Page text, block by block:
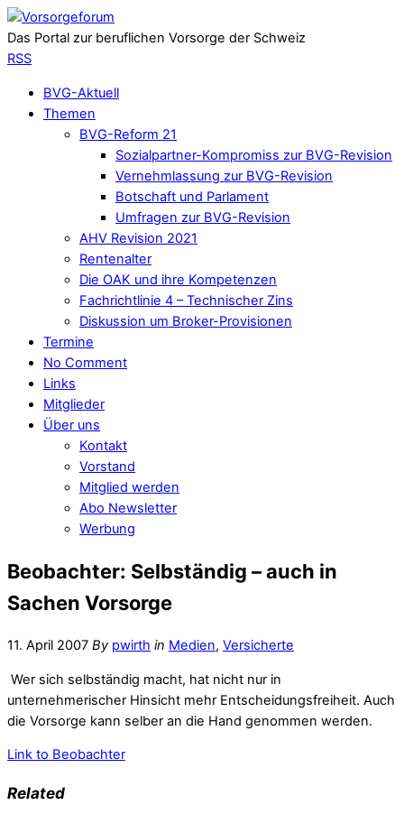
Das Portal zur beruflichen Vorsorge der Schweiz
RSS
BVG-Aktuell
Themen
BVG-Reform 21
Sozialpartner-Kompromiss zur BVG-Revision
Vernehmlassung zur BVG-Revision
Botschaft und Parlament
Umfragen zur BVG-Revision
AHV Revision 2021
Rentenalter
Die OAK und ihre Kompetenzen
Fachrichtlinie 4 – Technischer Zins
Diskussion um Broker-Provisionen
Termine
No Comment
Links
Mitglieder
Über uns
Kontakt
Vorstand
Mitglied werden
Abo Newsletter
Werbung
Beobachter: Selbständig – auch in
Sachen Vorsorge
11. April 2007 By pwirth in Medien, Versicherte
Wer sich selbständig macht, hat nicht nur in
unternehmerischer Hinsicht mehr Entscheidungsfreiheit. Auch
die Vorsorge kann selber an die Hand genommen werden.
Link to Beobachter
Related